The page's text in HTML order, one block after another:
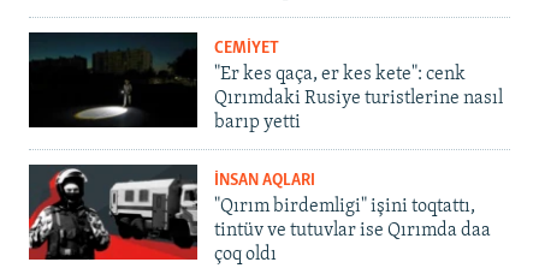
CEMİYET
"Er kes qaça, er kes kete": cenk
Qırımdaki Rusiye turistlerine nasıl
barıp yetti
İNSAN AQLARI
"Qırım birdemligi" işini toqtattı,
tintüv ve tutuvlar ise Qırımda daa
çoq oldı